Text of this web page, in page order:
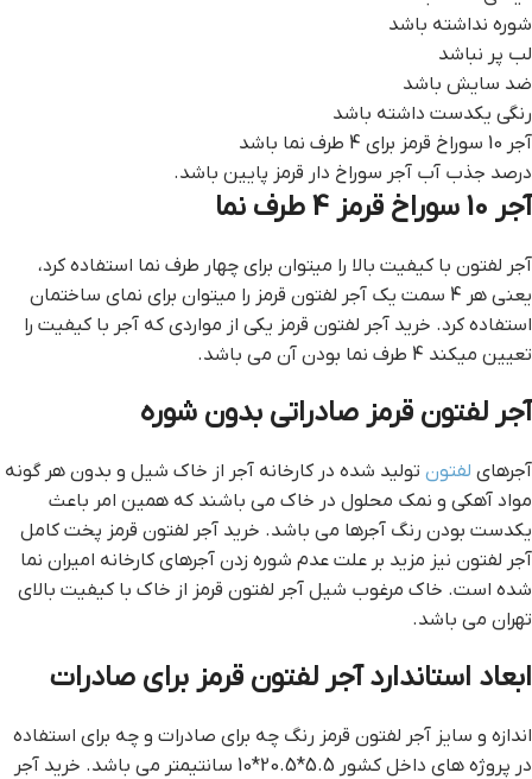
شوره نداشته باشد
لب پر نباشد
ضد سایش باشد
رنگی یکدست داشته باشد
آجر 10 سوراخ قرمز برای 4 طرف نما باشد
درصد جذب آب آجر سوراخ دار قرمز پایین باشد.
آجر 10 سوراخ قرمز 4 طرف نما
آجر لفتون با کیفیت بالا را میتوان برای چهار طرف نما استفاده کرد،
یعنی هر 4 سمت یک آجر لفتون قرمز را میتوان برای نمای ساختمان
استفاده کرد. خرید آجر لفتون قرمز یکی از مواردی که آجر با کیفیت را
تعیین میکند 4 طرف نما بودن آن می باشد.
آجر لفتون قرمز صادراتی بدون شوره
آجرهای لفتون تولید شده در کارخانه آجر از خاک شیل و بدون هر گونه
مواد آهکی و نمک محلول در خاک می باشند که همین امر باعث
یکدست بودن رنگ آجرها می باشد. خرید آجر لفتون قرمز پخت کامل
آجر لفتون نیز مزید بر علت عدم شوره زدن آجرهای کارخانه امیران نما
شده است. خاک مرغوب شیل آجر لفتون قرمز از خاک با کیفیت بالای
تهران می باشد.
ابعاد استاندارد آجر لفتون قرمز برای صادرات
اندازه و سایز آجر لفتون قرمز رنگ چه برای صادرات و چه برای استفاده
در پروژه های داخل کشور 5.5*20.5*10 سانتیمتر می باشد. خرید آجر